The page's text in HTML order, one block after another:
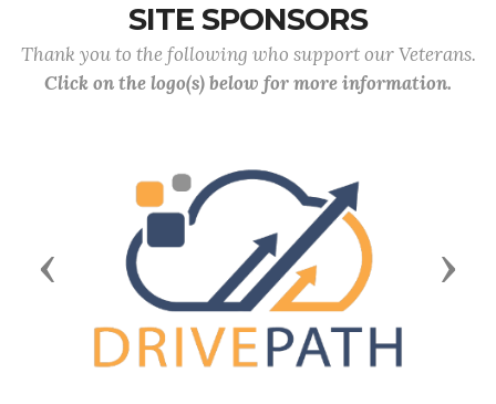
SITE SPONSORS
Thank you to the following who support our Veterans.
Click on the logo(s) below for more information.
Previous Next